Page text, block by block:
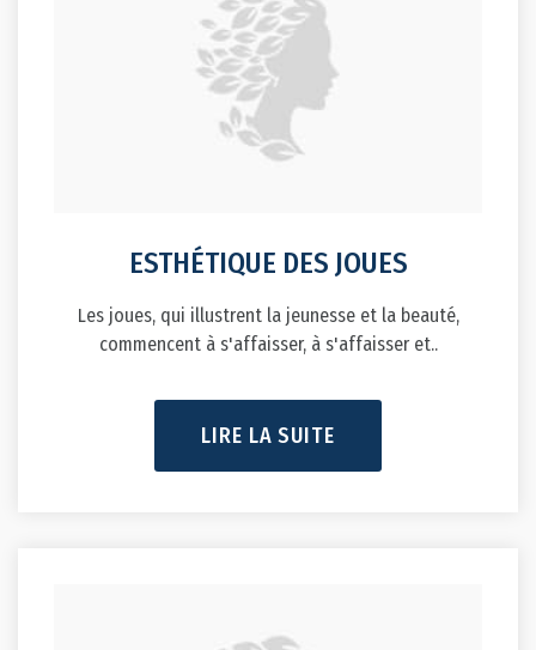
ESTHÉTIQUE DES JOUES
Les joues, qui illustrent la jeunesse et la beauté,
commencent à s'affaisser, à s'affaisser et..
LIRE LA SUITE